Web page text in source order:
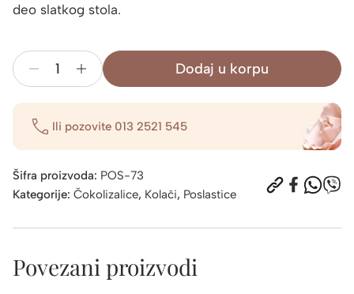
deo slatkog stola.
Čokolizalice
medvedići
20g
količina
Dodaj u korpu
Ili pozovite 013 2521 545
Šifra proizvoda: POS-73
Kategorije: Čokolizalice, Kolači, Poslastice
Povezani proizvodi